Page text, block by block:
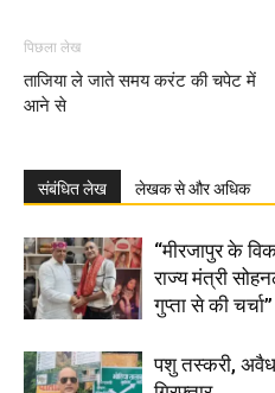
पिछला लेख
ताजिया ले जाते समय करंट की चपेट में
आने से
संबंधित लेख लेखक से और अधिक
“मीरजापुर के
राज्य मंत्री
गुप्ता से की चर्चा”
पशु तस्करी,